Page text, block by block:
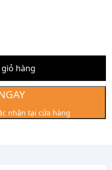
hàng
nhận tại cửa hàng